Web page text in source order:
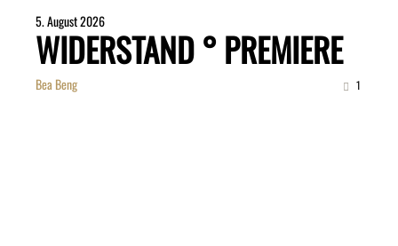
5. August 2026
WIDERSTAND ° PREMIERE
Bea Beng 1